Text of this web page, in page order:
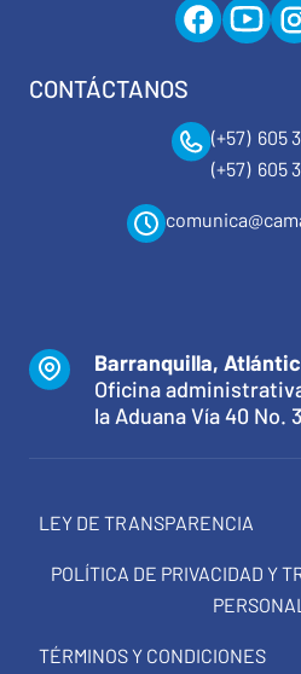
CONTÁCTANOS
(+57) 605
(+57) 605
Barranquilla,
Oficina
la Aduana Vía 40 No.
LEY DE TRANSPARENCIA
POLÍTICA DE PRIVACIDAD Y
TÉRMINOS Y CONDICIONES